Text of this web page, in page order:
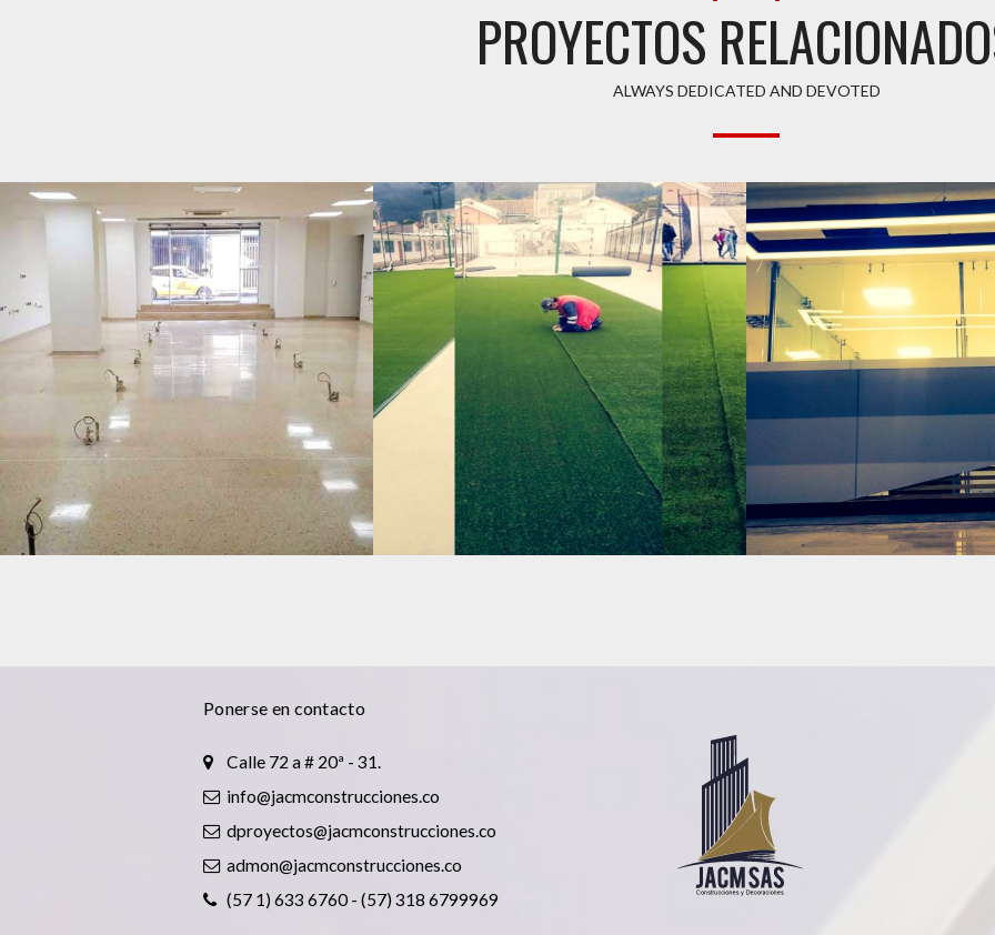
PROYECTOS
ALWAYS DEDICATED AND DEVOTED
Ponerse en contacto
Calle 72 a # 20ª - 31.
info@jacmconstrucciones.co
dproyectos@jacmconstrucciones.co
admon@jacmconstrucciones.co
(57 1) 633 6760 - (57) 318 6799969